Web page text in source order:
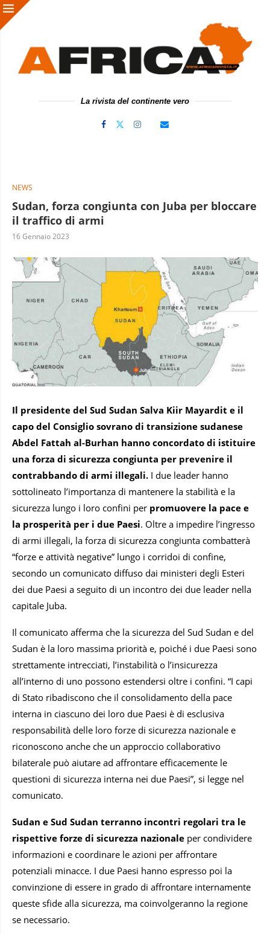
La rivista del continente vero
NEWS
Sudan, forza congiunta con Juba per bloccare
il traffico di armi
16 Gennaio 2023
Il presidente del Sud Sudan Salva Kiir Mayardit e il
capo del Consiglio sovrano di transizione sudanese
Abdel Fattah al-Burhan hanno concordato di istituire
una forza di sicurezza congiunta per prevenire il
contrabbando di armi illegali. I due leader hanno
sottolineato l’importanza di mantenere la stabilità e la
sicurezza lungo i loro confini per promuovere la pace e
la prosperità per i due Paesi. Oltre a impedire l’ingresso
di armi illegali, la forza di sicurezza congiunta combatterà
“forze e attività negative” lungo i corridoi di confine,
secondo un comunicato diffuso dai ministeri degli Esteri
dei due Paesi a seguito di un incontro dei due leader nella
capitale Juba.
Il comunicato afferma che la sicurezza del Sud Sudan e del
Sudan è la loro massima priorità e, poiché i due Paesi sono
strettamente intrecciati, l’instabilità o l’insicurezza
all’interno di uno possono estendersi oltre i confini. “I capi
di Stato ribadiscono che il consolidamento della pace
interna in ciascuno dei loro due Paesi è di esclusiva
responsabilità delle loro forze di sicurezza nazionale e
riconoscono anche che un approccio collaborativo
bilaterale può aiutare ad affrontare efficacemente le
questioni di sicurezza interna nei due Paesi”, si legge nel
comunicato.
Sudan e Sud Sudan terranno incontri regolari tra le
rispettive forze di sicurezza nazionale per condividere
informazioni e coordinare le azioni per affrontare
potenziali minacce. I due Paesi hanno espresso poi la
convinzione di essere in grado di affrontare internamente
queste sfide alla sicurezza, ma coinvolgeranno la regione
se necessario.